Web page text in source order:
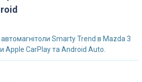
Smarty Trend в Mazda 3
Apple CarPlay та Android Auto.